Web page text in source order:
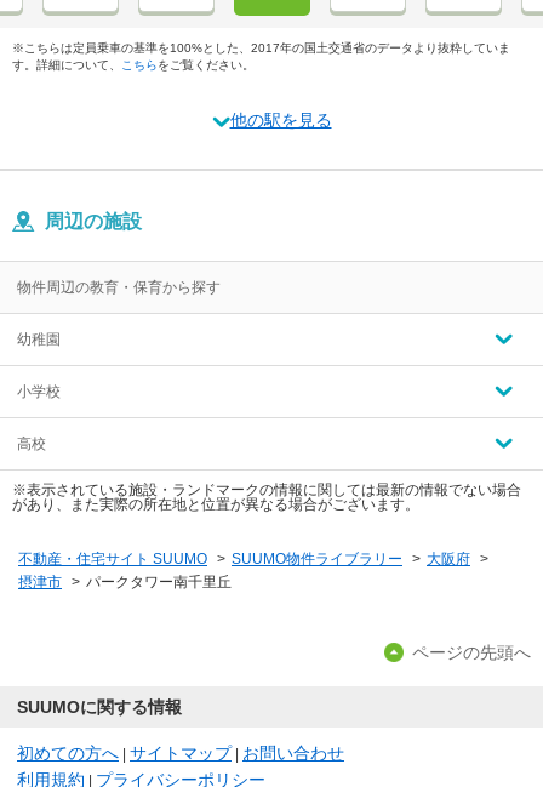
※こちらは定員乗車の基準を100%とした、2017年の国土交通省のデータより抜粋していま
す。詳細について、
こちらをご覧ください。
他の駅を見る
周辺の施設
物件周辺の教育・保育から探す
幼稚園
小学校
高校
※表示されている施設・ランドマークの情報に関しては最新の情報でない場合
があり、また実際の所在地と位置が異なる場合がございます。
不動産・住宅サイト SUUMO > SUUMO物件ライブラリー > 大阪府 >
摂津市 > パークタワー南千里丘
ページの先頭へ
SUUMOに関する情報
初めての方へ サイトマップ
お問い合わせ
利用規約
プライバシーポリシー